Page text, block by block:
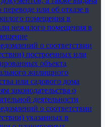
или об отказе в
помещения в
нежилого помещения в
о соответствии
построенных или
объекта
жилищного
или садового дома
законодательства о
деятельности
о соответствии
указанных в